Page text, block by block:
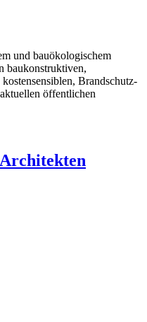
und bauökologischem
baukonstruktiven,
Brandschutz-
öffentlichen